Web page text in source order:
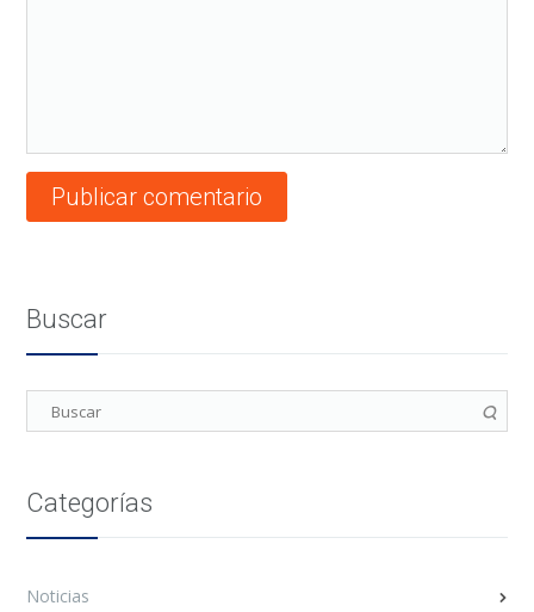
Buscar
Categorías
Noticias